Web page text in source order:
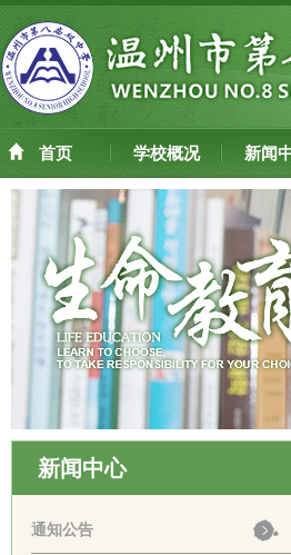
首页 学校概况 新闻
新闻中心
通知公告